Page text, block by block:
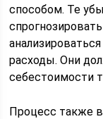
способом. Те
расходы. Они
себестоимости
Процесс также